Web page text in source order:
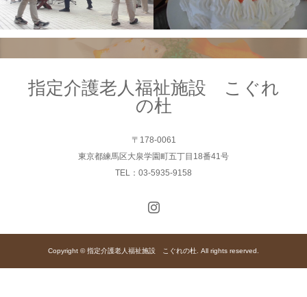
指定介護老人福祉施設 こぐれ
の杜
〒178-0061
東京都練馬区大泉学園町五丁目18番41号
TEL：03-5935-9158
Copyright © 指定介護老人福祉施設 こぐれの杜. All rights reserved.